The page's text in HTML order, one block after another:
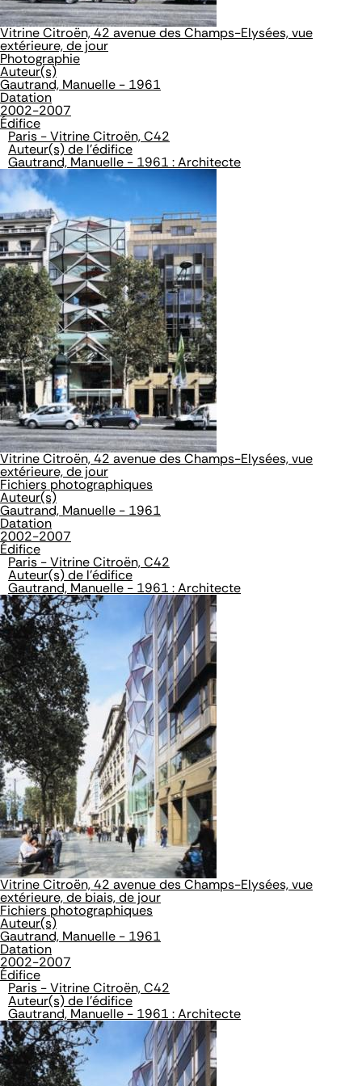
Vitrine Citroën, 42 avenue des Champs-Elysées, vue
extérieure, de jour
Photographie
Auteur(s)
Gautrand, Manuelle - 1961
Datation
2002-2007
Édifice
Paris - Vitrine Citroën, C42
Auteur(s) de l'édifice
Gautrand, Manuelle - 1961 : Architecte
Vitrine Citroën, 42 avenue des Champs-Elysées, vue
extérieure, de jour
Fichiers photographiques
Auteur(s)
Gautrand, Manuelle - 1961
Datation
2002-2007
Édifice
Paris - Vitrine Citroën, C42
Auteur(s) de l'édifice
Gautrand, Manuelle - 1961 : Architecte
Vitrine Citroën, 42 avenue des Champs-Elysées, vue
extérieure, de biais, de jour
Fichiers photographiques
Auteur(s)
Gautrand, Manuelle - 1961
Datation
2002-2007
Édifice
Paris - Vitrine Citroën, C42
Auteur(s) de l'édifice
Gautrand, Manuelle - 1961 : Architecte